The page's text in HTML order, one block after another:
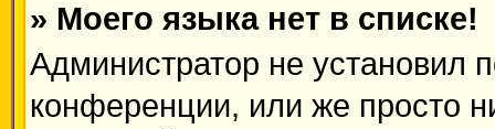
» Моего языка нет в списке!
Администратор не установил
конференции, или же просто